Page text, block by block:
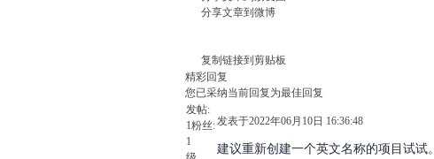
分享文章到微博
复制链接到剪贴板
精彩回复
您已采纳当前回复为最佳回复
发帖:
1粉丝:
1
发表于2022年06月10日 16:36:48
建议重新创建一个英文名称的项目试试。